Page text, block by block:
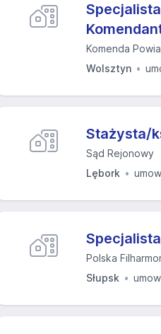
Komenda
Wolsztyn
Stażysta/
Sąd Rejonowy
Lębork
Polska
Słupsk